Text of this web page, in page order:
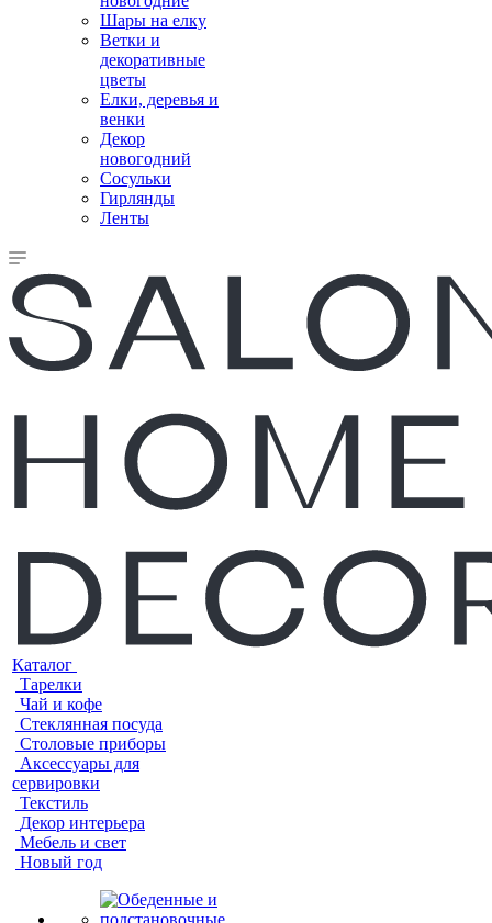
Шары на елку
Ветки и
декоративные
цветы
Елки, деревья и
венки
Декор
новогодний
Сосульки
Гирлянды
Ленты
Каталог
Тарелки
Чай и кофе
Стеклянная посуда
Столовые приборы
Аксессуары для
сервировки
Текстиль
Декор интерьера
Мебель и свет
Новый год